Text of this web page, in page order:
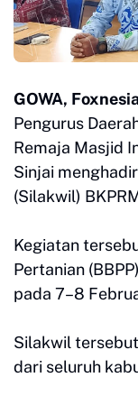
GOWA,
Pengurus
Remaja Masjid
Sinjai
(Silakwil)
Kegiatan
Pertanian
pada 7–8
Silakwil
dari seluruh